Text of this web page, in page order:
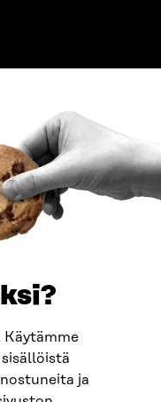
Käytämme
ja